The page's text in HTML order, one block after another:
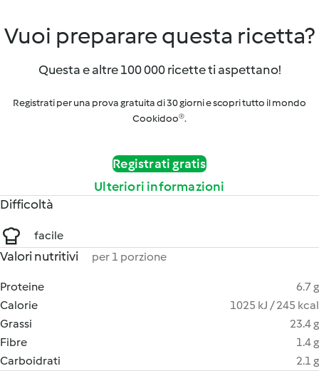
Vuoi preparare questa ricetta?
Questa e altre 100 000 ricette ti aspettano!
Registrati per una prova gratuita di 30 giorni e scopri tutto il mondo
Cookidoo®.
Registrati gratis
Ulteriori informazioni
Difficoltà
facile
Valori nutritivi per 1 porzione
Proteine
6.7 g
Calorie
1025 kJ / 245 kcal
Grassi
23.4 g
Fibre
1.4 g
Carboidrati
2.1 g